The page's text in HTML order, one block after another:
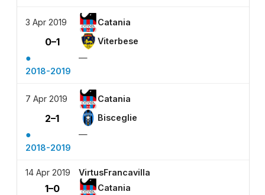
3 Apr 2019 Catania
0–1 Viterbese
●
—
2018-2019
7 Apr 2019 Catania
2–1 Bisceglie
●
—
2018-2019
14 Apr 2019 VirtusFrancavilla
1–0 Catania